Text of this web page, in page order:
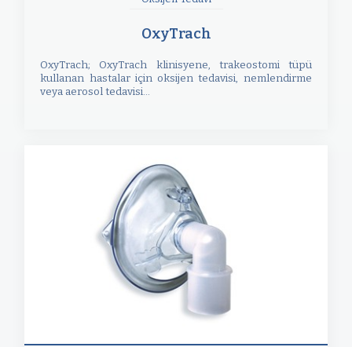
OxyTrach
OxyTrach; OxyTrach klinisyene, trakeostomi tüpü
kullanan hastalar için oksijen tedavisi, nemlendirme
veya aerosol tedavisi...